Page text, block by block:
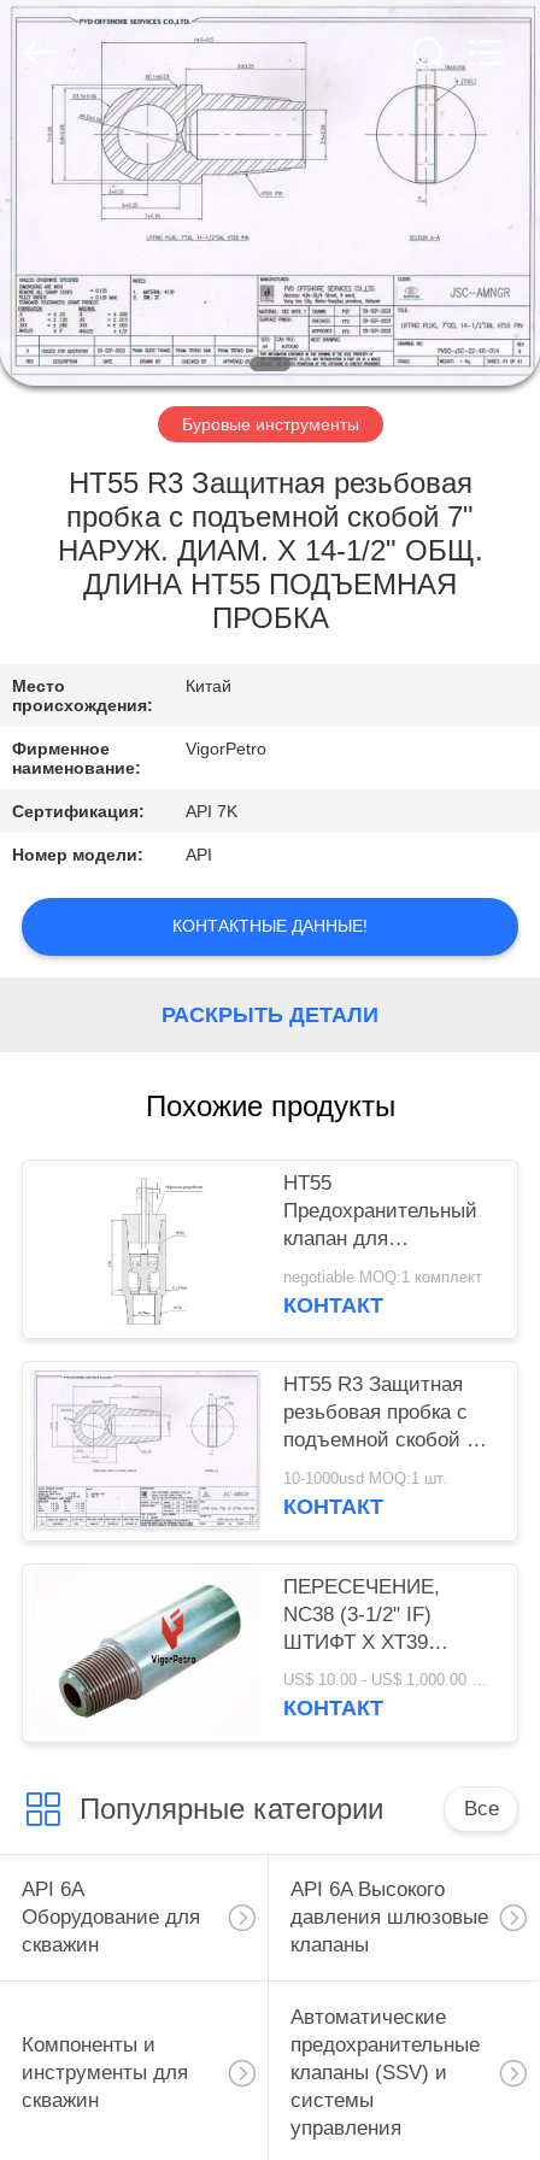
ГЛАВНАЯ
СТРАНИЦА
ПРОДУКЦИЯ
О
КОМПАНИИ
ФАБРИКА
КОНТРОЛЬ
КАЧЕСТВА
ДАННЫЕ
ОТПРАВИТЬ
ЗАПРОС
КАРТА
САЙТА
Co.,
Ltd.
Буровые инструменты
НТ55 R3 Защитная резьбовая
пробка с подъемной скобой 7"
НАРУЖ. ДИАМ. X 14-1/2" ОБЩ.
ДЛИНА HT55 ПОДЪЕМНАЯ
ПРОБКА
Место
происхождения:
Китай
Фирменное
наименование:
VigorPetro
Сертификация: API 7K
Номер модели: API
КОНТАКТНЫЕ ДАННЫЕ!
РАСКРЫТЬ ДЕТАЛИ
Похожие продукты
НТ55
Предохранительный
клапан для
предотвращения
выбросов, рабочее
°C, наружный
диаметр 178 мм x
внутренний диаметр
negotiable MOQ:1 комплект
КОНТАКТ
НТ55 R3 Защитная
резьбовая пробка с
подъемной скобой 7"
НАРУЖ. ДИАМ. X 14-
1/2" ОБЩ. ДЛИНА
10-1000usd MOQ:1 шт.
КОНТАКТ
ПЕРЕСЕЧЕНИЕ,
NC38 (3-1/2" IF)
ШТИФТ X XT39
КОРОБКА X ОБЩАЯ
ДЛИНА 18",
ДИАМЕТР 2.25"
US$ 10.00 - US$ 1,000.00 MOQ:1 шт.
КОНТАКТ
Популярные категории Все
API 6A
Оборудование для
скважин
API 6A Высокого
давления шлюзовые
клапаны
Компоненты и
инструменты для
скважин
Автоматические
предохранительные
клапаны (SSV) и
системы
управления